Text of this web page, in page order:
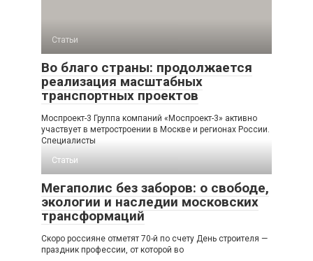
Статьи
Во благо страны: продолжается
реализация масштабных
транспортных проектов
Моспроект-3 Группа компаний «Моспроект-3» активно
участвует в метростроении в Москве и регионах России.
Специалисты
Статьи
Мегаполис без заборов: о свободе,
экологии и наследии московских
трансформаций
Скоро россияне отметят 70-й по счету День строителя —
праздник профессии, от которой во